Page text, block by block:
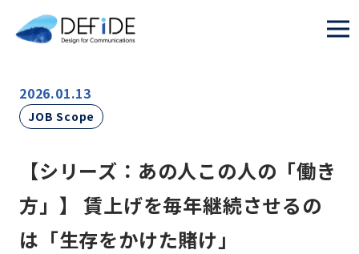
2026.01.13
JOB Scope
【シリーズ：あの人この人の「働き
方」】 賃上げを毎年継続させるの
は「生存をかけた賭け」